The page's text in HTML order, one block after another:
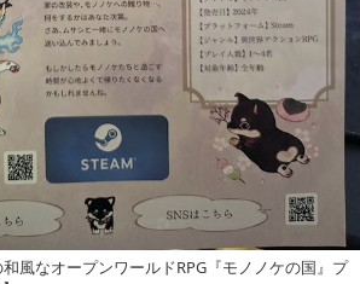
風なオープンワールドRPG『モノノケの国』プ